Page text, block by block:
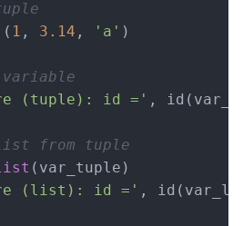
1 , 3.14 , 'a' )
(tuple): id =' ,
from tuple
(list): id =' ,